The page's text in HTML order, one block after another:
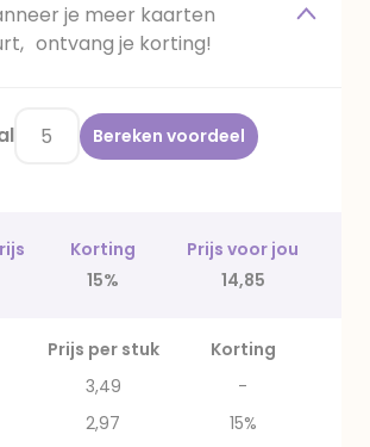
je meer kaarten
ontvang je korting!
Bereken voordeel
Korting
Prijs voor jou
15% 14,85
Prijs per stuk
Korting
3,49
-
2,97
15%